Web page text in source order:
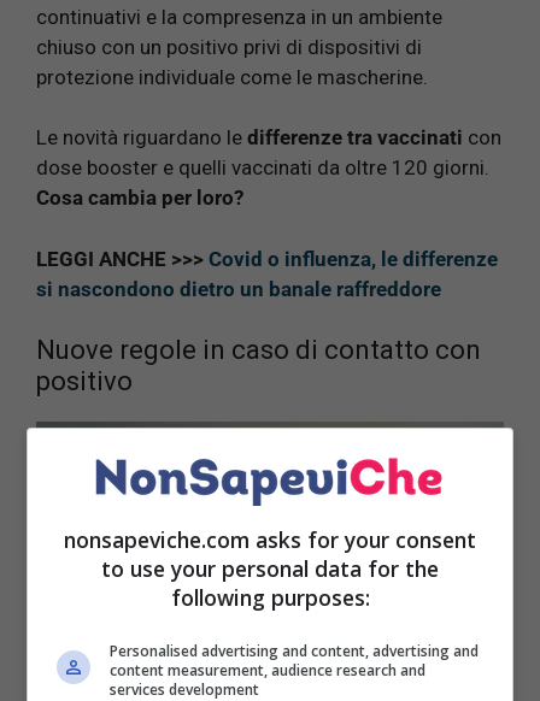
continuativi e la compresenza in un ambiente
chiuso con un positivo privi di dispositivi di
protezione individuale come le mascherine.
Le novità riguardano le differenze tra vaccinati con
dose booster e quelli vaccinati da oltre 120 giorni.
Cosa cambia per loro?
LEGGI ANCHE >>> Covid o influenza, le differenze
si nascondono dietro un banale raffreddore
Nuove regole in caso di contatto con
positivo
nonsapeviche.com asks for your consent
to use your personal data for the
following purposes:
Personalised advertising and content, advertising and
content measurement, audience research and
services development